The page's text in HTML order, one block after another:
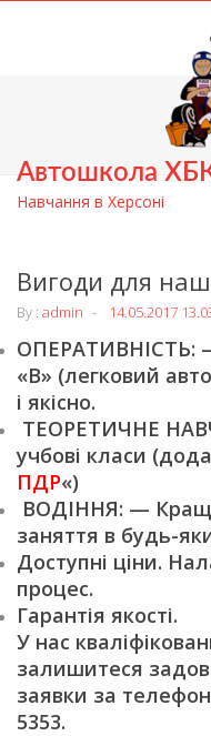
Автошкола
Навчання в Херсоні
Вигоди для
By : admin 14.05.2017
ОПЕРАТИВНІСТЬ:
«В» (легковий
і якісно.
ТЕОРЕТИЧНЕ
учбові класи
ПДР«)
ВОДІННЯ: — Кращі
заняття в будь-
Доступні ціни.
процес.
Гарантія якості.
У нас
залишитеся
заявки за
5353.